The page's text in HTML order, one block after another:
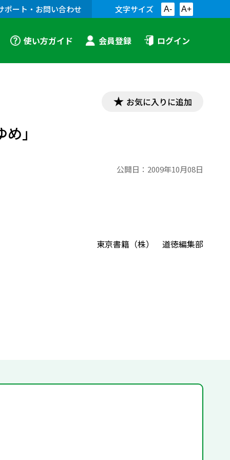
ポート・お問い合わせ 文字サイズ A- A+
使い方ガイド 会員登録 ログイン
お気に入りに追加
」
公開日： 2009年10月08日
東京書籍（株） 道徳編集部